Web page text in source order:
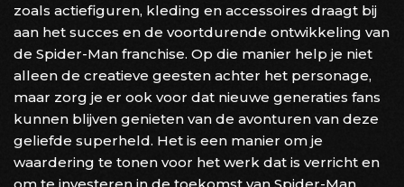
zoals actiefiguren, kleding en accessoires draagt bij
aan het succes en de voortdurende ontwikkeling van
de Spider-Man franchise. Op die manier help je niet
alleen de creatieve geesten achter het personage,
maar zorg je er ook voor dat nieuwe generaties fans
kunnen blijven genieten van de avonturen van deze
geliefde superheld. Het is een manier om je
waardering te tonen voor het werk dat is verricht en
om te investeren in de toekomst van Spider-Man.